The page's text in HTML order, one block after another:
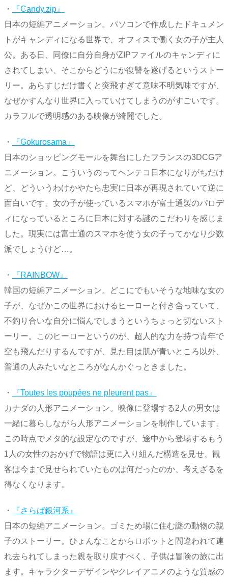
・
『Candy.zip』
日本の短編アニメーション。パソコンで作成したドキュメン
トがキャンディになる世界で、オフィスで働く女の子が主人
公。ある日、同僚に自分自身がZIPファイルのキャンディに
されてしまい、そこからどうにか復讐を遂げるというストー
リー。あらすじだけ書くと突飛すぎて意味不明気味ですが、
なぜかすんなり世界に入っていけてしまうのがすごいです。
カラフルで透明感のある映像が綺麗でした。
・
『Gokurosama』
日本のショッピングモールを舞台にしたフランスの3DCGア
ニメーション。こういうのってヘンテコ日本になりがちだけ
ど、どういうわけかやたら忠実に日本が再現されていて逆に
面白いです。女の子が使っているスマホが富士通製のパロデ
ィになっているところに日本に対する謎のこだわりを感じま
した。現実には富士通のスマホを使う女の子ってかなり少数
派でしょうけど…。
・
『RAINBOW』
韓国の短編アニメーション。どこにでもいそうな地味な女の
子が、なぜかこの世界におけるヒーローと付き合っていて、
不釣り合いな自分に悩んでしまうというちょっと切ないスト
ーリー。このヒーローというのが、超人的な力を持つ青年で
空も飛んだりするんですが、見た目は肌が青いところ以外、
普通の人みたいなところがなんかぐっときました。
・
『Toutes les poupées ne pleurent pas』
カナダの人形アニメーション。映像に登場する2人の男女は
一緒に暮らしながら人形アニメーションを制作しています。
この時点でメタ的な設定なのですが、途中から登場するもう
1人の女性のおかげで物語は更に入り組んだ構造を見せ、観
客は今まで見せられていたものは何だったのか、考えざるを
得なくなります。
・
『さらば銀河系』
日本の短編アニメーション。ゴミため場に住む謎の動物の親
子のストーリー。ひょんなことからロボットと間違われて連
れ去られてしまった親を取り戻すべく、子供は冒険の旅に出
ます。キャラクターデザインやクレイアニメのような質感の